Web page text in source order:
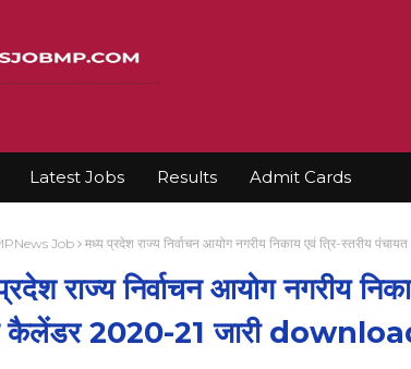
Latest Jobs Results Admit Cards
Job मध्य प्रदेश राज्य निर्वाचन आयोग नगरीय निकाय एवं त्रि-स्तरीय
राज्य निर्वाचन आयोग नगरीय
कैलेंडर 2020-21 जारी